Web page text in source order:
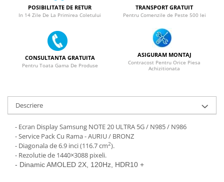
SERIA 11
SERIA 15
SERIA 17
Ecrane Pentru MOTOROLA
MOTOROLA COMPATIBILE
MOTOROLA SERVICE PACK
Ecrane Pentru XIAOMI
XIAOMI COMPATIBILE
POSIBILITATE DE RETUR
In 14 Zile De La Primirea Coletului
TRANSPORT GRATUIT
Pentru Comenzile de Peste 500 lei
CONSULTANTA GRATUITA
Pentru Toata Gama De Produse
ASIGURAM MONTAJ
Contracost Pentru Orice Piesa
Achizitionata
Descriere
- Ecran Display Samsung NOTE 20 ULTRA 5G / N985 / N986
- Service Pack Cu Rama - AURIU / BRONZ
- Diagonala de 6.9 inci (116.7 cm2).
- Rezolutie de 1440×3088 pixeli.
- Dinamic AMOLED 2X, 120Hz, HDR10 +